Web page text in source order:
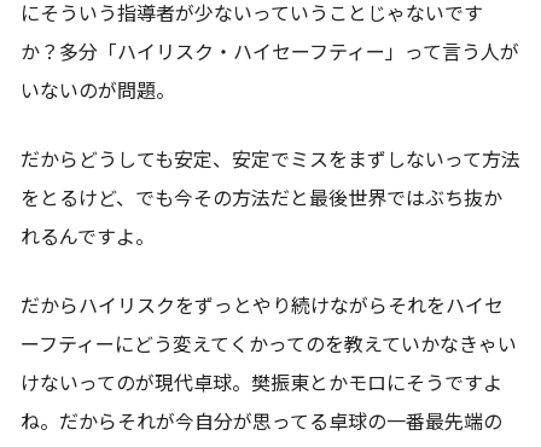
にそういう指導者が少ないっていうことじゃないです
か？多分「ハイリスク・ハイセーフティー」って言う人が
いないのが問題。
だからどうしても安定、安定でミスをまずしないって方法
をとるけど、でも今その方法だと最後世界ではぶち抜か
れるんですよ。
だからハイリスクをずっとやり続けながらそれをハイセ
ーフティーにどう変えてくかってのを教えていかなきゃい
けないってのが現代卓球。樊振東とかモロにそうですよ
ね。だからそれが今自分が思ってる卓球の一番最先端の